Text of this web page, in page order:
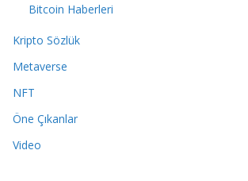
Bitcoin Haberleri
Kripto Sözlük
Metaverse
NFT
Öne Çıkanlar
Video